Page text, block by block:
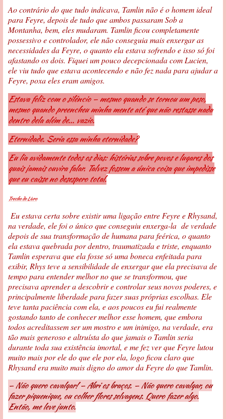
Ao contrário do que tudo indicava, Tamlin não é o homem ideal
para Feyre, depois de tudo que ambos passaram Sob a
Montanha, bem, eles mudaram. Tamlin ficou completamente
possessivo e controlador, ele não conseguia mais enxergar as
necessidades da Feyre, o quanto ela estava sofrendo e isso só foi
afastando os dois. Fiquei um pouco decepcionada com Lucien,
ele viu tudo que estava acontecendo e não fez nada para ajudar a
Feyre, poxa eles eram amigos.
Estava feliz com o silêncio — mesmo quando se tornou um peso,
mesmo quando preencheu minha mente até que não restasse nada
dentro dela além de... vazio.
Eternidade. Seria essa minha eternidade?
Eu lia avidamente todos os dias: histórias sobre povos e lugares dos
quais jamais ouvira falar. Talvez fossem a única coisa que impedisse
que eu caísse no desespero total.
Trecho do Livro
Eu estava certa sobre existir uma ligação entre Feyre e Rhysand,
na verdade, ele foi o único que conseguiu enxerga-la de verdade
depois de sua transformação de humana para feérica, o quanto
ela estava quebrada por dentro, traumatizada e triste, enquanto
Tamlin esperava que ela fosse só uma boneca enfeitada para
exibir, Rhys teve a sensibilidade de enxergar que ela precisava de
tempo para entender melhor no que se transformou, que
precisava aprender a descobrir e controlar seus novos poderes, e
principalmente liberdade para fazer suas próprias escolhas. Ele
teve tanta paciência com ela, e aos poucos eu fui realmente
gostando tanto de conhecer melhor esse homem, que embora
todos acreditassem ser um mostro e um inimigo, na verdade, era
tão mais generoso e altruísta do que jamais o Tamlin seria
durante toda sua existência imortal, e me fez ver que Feyre lutou
muito mais por ele do que ele por ela, logo ficou claro que
Rhysand era muito mais digno do amor da Feyre do que Tamlin.
— Não quero cavalgar! — Abri os braços. — Não quero cavalgar, ou
fazer piquenique, ou colher flores selvagens. Quero fazer algo.
Então, me leve junto.